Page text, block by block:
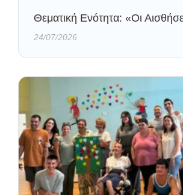
Θεματική Ενότητα: «Οι
24/07/2026